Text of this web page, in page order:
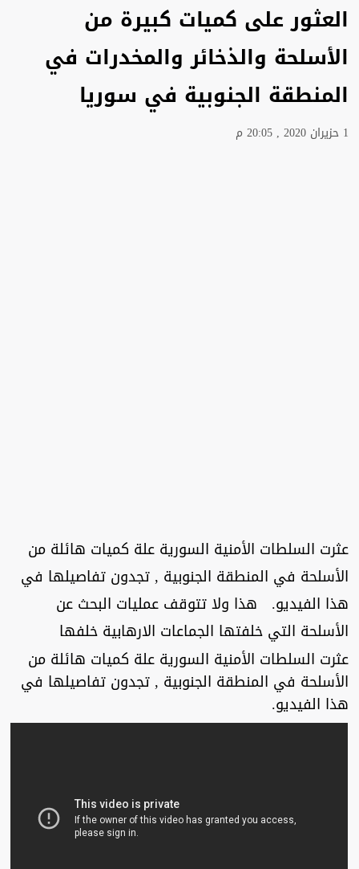
العثور على كميات كبيرة من
الأسلحة والذخائر والمخدرات في
المنطقة الجنوبية في سوريا
1 حزيران 2020 , 20:05 م
عثرت السلطات الأمنية السورية علة كميات هائلة من
الأسلحة في المنطقة الجنوبية , تجدون تفاصيلها في
هذا الفيديو. هذا ولا تتوقف عمليات البحث عن
الأسلحة التي خلفتها الجماعات الارهابية خلفها
عثرت السلطات الأمنية السورية علة كميات هائلة من
الأسلحة في المنطقة الجنوبية , تجدون تفاصيلها في
هذا الفيديو.